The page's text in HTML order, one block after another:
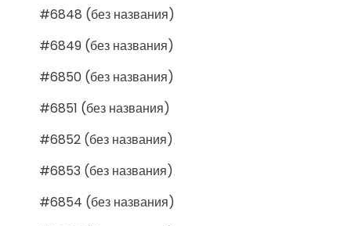
#6848 (без названия)
#6849 (без названия)
#6850 (без названия)
#6851 (без названия)
#6852 (без названия)
#6853 (без названия)
#6854 (без названия)